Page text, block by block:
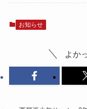
お知らせ
よか